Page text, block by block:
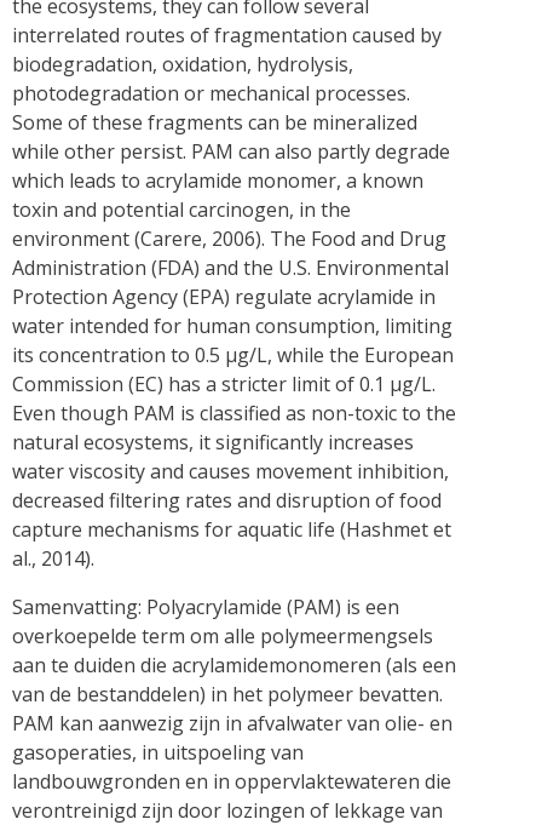
the ecosystems, they can follow several
interrelated routes of fragmentation caused by
biodegradation, oxidation, hydrolysis,
photodegradation or mechanical processes.
Some of these fragments can be mineralized
while other persist. PAM can also partly degrade
which leads to acrylamide monomer, a known
toxin and potential carcinogen, in the
environment (Carere, 2006). The Food and Drug
Administration (FDA) and the U.S. Environmental
Protection Agency (EPA) regulate acrylamide in
water intended for human consumption, limiting
its concentration to 0.5 µg/L, while the European
Commission (EC) has a stricter limit of 0.1 µg/L.
Even though PAM is classified as non-toxic to the
natural ecosystems, it significantly increases
water viscosity and causes movement inhibition,
decreased filtering rates and disruption of food
capture mechanisms for aquatic life (Hashmet et
al., 2014).
Samenvatting: Polyacrylamide (PAM) is een
overkoepelde term om alle polymeermengsels
aan te duiden die acrylamidemonomeren (als een
van de bestanddelen) in het polymeer bevatten.
PAM kan aanwezig zijn in afvalwater van olie- en
gasoperaties, in uitspoeling van
landbouwgronden en in oppervlaktewateren die
verontreinigd zijn door lozingen of lekkage van